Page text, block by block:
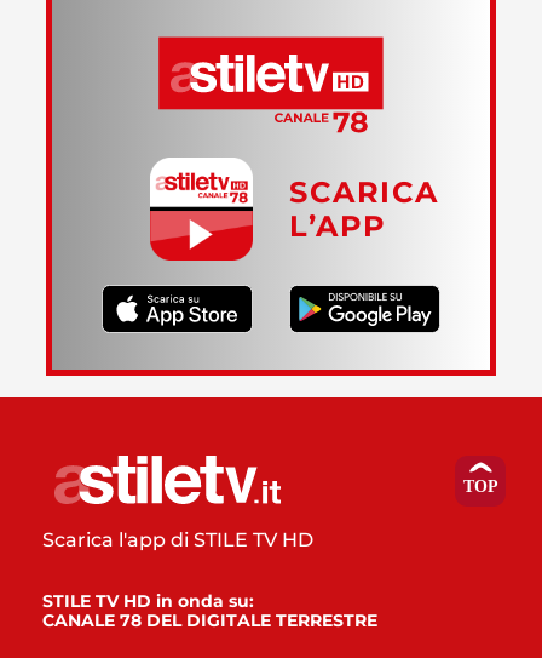
SCARICA
L’APP
Scarica l'app di STILE TV HD
STILE TV HD in onda su:
CANALE 78 DEL DIGITALE TERRESTRE